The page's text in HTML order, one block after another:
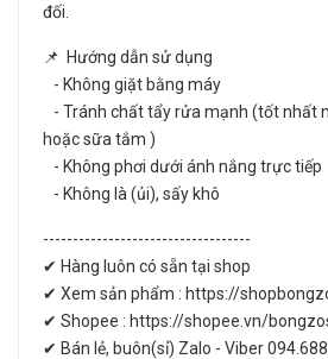
đối.
📌 Hướng dẫn sử dụng
- Không giặt bằng máy
- Tránh chất tẩy rửa mạnh (tốt nhất
hoặc sữa tắm )
- Không phơi dưới ánh nắng trực tiếp
- Không là (ủi), sấy khô
-----------------------------------
✔ Hàng luôn có sẵn tại shop
✔ Xem sản phẩm : https://
✔ Shopee : https://shopee.vn/
✔ Bán lẻ, buôn(sỉ) Zalo - Viber